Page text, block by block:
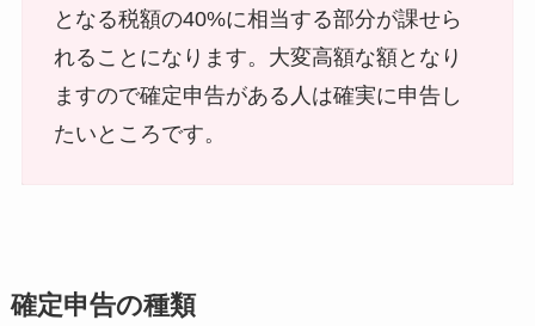
となる税額の40%に相当する部分が課せら
れることになります。大変高額な額となり
ますので確定申告がある人は確実に申告し
たいところです。
確定申告の種類